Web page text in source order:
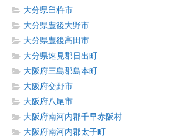
大分県臼杵市
大分県豊後大野市
大分県豊後高田市
大分県速見郡日出町
大阪府三島郡島本町
大阪府交野市
大阪府八尾市
大阪府南河内郡千早赤阪村
大阪府南河内郡太子町